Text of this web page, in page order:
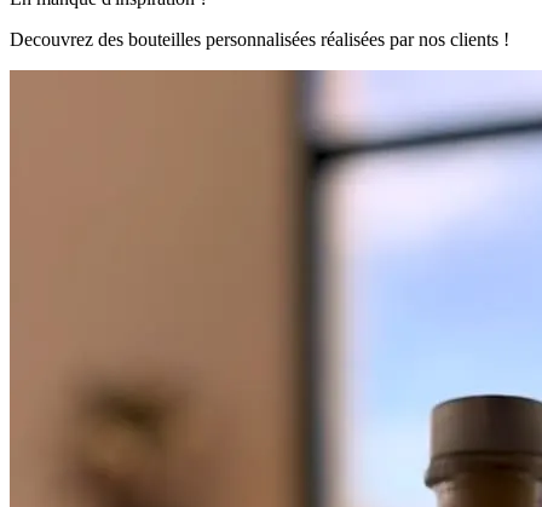
Decouvrez des bouteilles personnalisées réalisées par nos clients !